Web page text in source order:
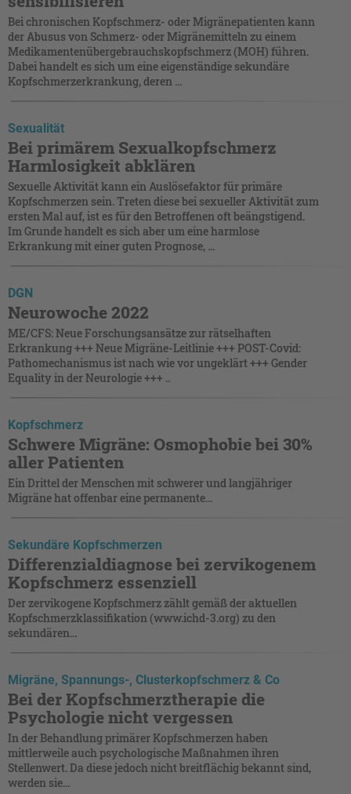
Bei chronischen Kopfschmerz- oder Migränepatienten kann
der Abusus von Schmerz- oder Migränemitteln zu einem
Medikamentenübergebrauchs­kopfschmerz (MOH) führen.
Dabei handelt es sich um eine eigenständige sekundäre
Kopfschmerzerkrankung, deren ...
Sexualität
Bei primärem Sexualkopfschmerz
Harmlosigkeit abklären
Sexuelle Aktivität kann ein Auslösefaktor für primäre
Kopfschmerzen sein. Treten diese bei sexueller Aktivität zum
ersten Mal auf, ist es für den Betroffenen oft beängstigend.
Im Grunde handelt es sich aber um eine harmlose
Erkrankung mit einer guten Prognose, ...
DGN
Neurowoche 2022
ME/CFS: Neue Forschungsansätze zur rätselhaften
Erkrankung +++ Neue Migräne-Leitlinie +++ POST-Covid:
Pathomechanismus ist nach wie vor ungeklärt +++ Gender
Equality in der Neurologie +++ ..
Kopfschmerz
Schwere Migräne: Osmophobie bei 30%
aller Patienten
Ein Drittel der Menschen mit schwerer und langjähriger
Migräne hat offenbar eine permanente...
Sekundäre Kopfschmerzen
Differenzialdiagnose bei zervikogenem
Kopfschmerz essenziell
Der zervikogene Kopfschmerz zählt gemäß der aktuellen
Kopfschmerzklassifikation (www.ichd-3.org) zu den
sekundären...
Migräne, Spannungs-, Clusterkopfschmerz & Co
Bei der Kopfschmerztherapie die
Psychologie nicht vergessen
In der Behandlung primärer Kopfschmerzen haben
mittlerweile auch psychologische Maßnahmen ihren
Stellenwert. Da diese jedoch nicht breitflächig bekannt sind,
werden sie...